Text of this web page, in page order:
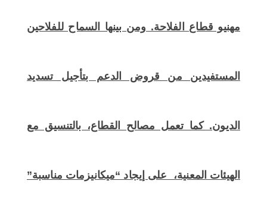
مهنيو قطاع الفلاحة. ومن بينها السماح للفلاحين
المستفيدين من قروض الدعم بتأجيل تسديد
الديون. كما تعمل مصالح القطاع، بالتنسيق مع
الهيئات المعنية، على إيجاد “ميكانيزمات مناسبة”